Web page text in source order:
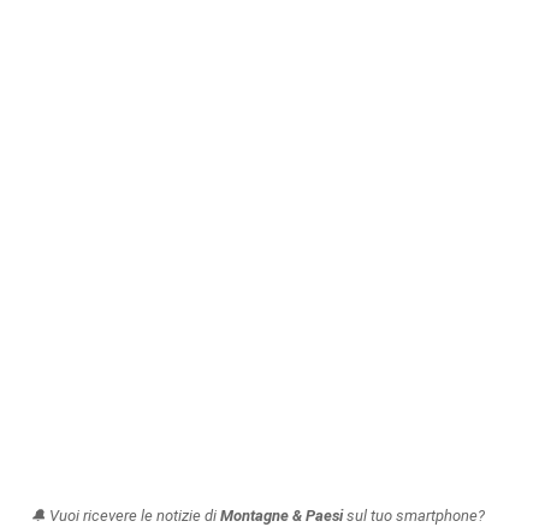
🔔 Vuoi ricevere le notizie di Montagne & Paesisul tuo smartphone?